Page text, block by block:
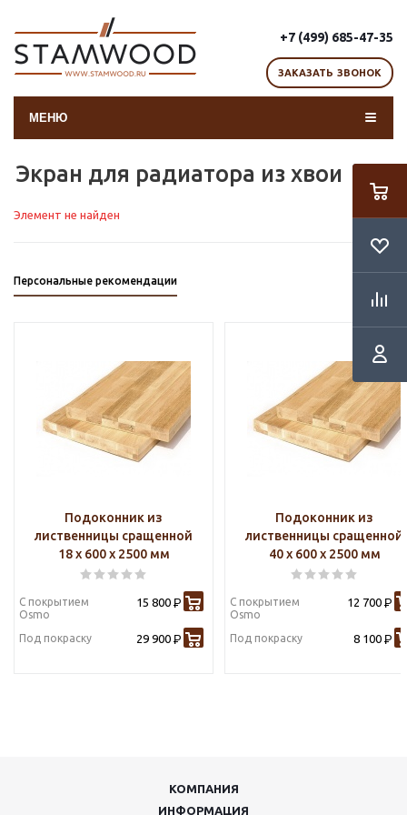
+7 (499) 685-47-35
ЗАКАЗАТЬ ЗВОНОК
МЕНЮ
Экран для радиатора из хвои
Элемент не найден
Персональные рекомендации
Подоконник из
лиственницы сращенной
18 х 600 х 2500 мм
С покрытием
Osmo
15 800 Р
Под покраску 29 900 Р
Подоконник из
лиственницы сращенной
40 х 600 х 2500 мм
С покрытием
Osmo
12 700 Р
Под покраску 8 100 Р
КОМПАНИЯ
ИНФОРМАЦИЯ